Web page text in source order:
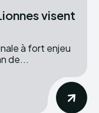
visent
à fort enjeu
de...